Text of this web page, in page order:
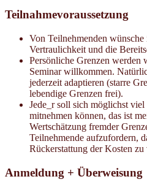
Teilnahmevoraussetzung
Von Teilnehmenden
Vertraulichkeit und die
Persönliche Grenzen werden
Seminar willkommen.
jederzeit adaptieren (starre
lebendige Grenzen frei).
Jede_r soll sich möglichst viel
mitnehmen können, das ist
Wertschätzung fremder
Teilnehmende aufzufordern,
Rückerstattung der Kosten zu
Anmeldung + Überweisung